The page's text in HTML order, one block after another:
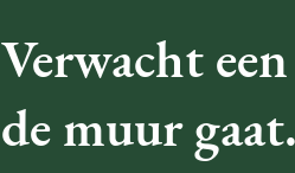
Verwacht
de muur gaat.